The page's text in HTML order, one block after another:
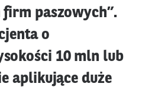
firm paszowych”.
o
10 mln lub
aplikujące duże